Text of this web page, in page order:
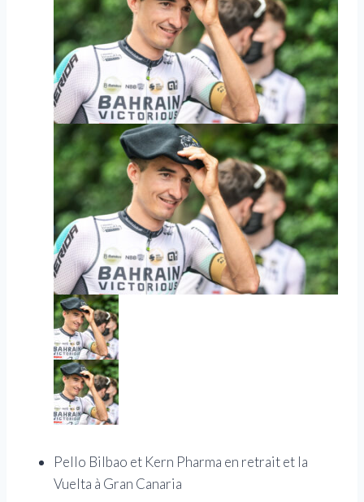
Pello Bilbao et Kern Pharma en retrait et la
Vuelta à Gran Canaria